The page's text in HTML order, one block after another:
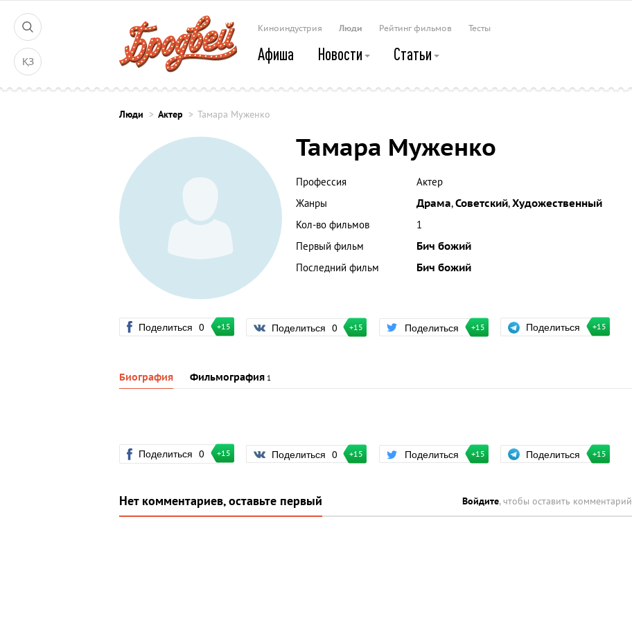
ҚЗ
Киноиндустрия Люди Рейтинг фильмов Тесты
Афиша Новости Статьи
Люди Актер Тамара Муженко
Тамара Муженко
Профессия
Актер
Жанры
Драма,Советский,Художественный
Кол-во фильмов
1
Первый фильм
Бич божий
Последний фильм
Бич божий
Поделиться 0 +15 Поделиться 0 +15 Поделиться +15 Поделиться +15
Биография Фильмография 1
Поделиться 0 +15 Поделиться 0 +15 Поделиться +15 Поделиться +15
Нет комментариев, оставьте первый Войдите, чтобы оставить комментарий